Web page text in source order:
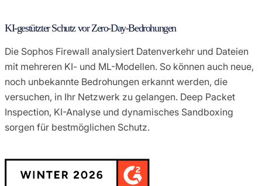
KI-gestützter Schutz vor Zero-Day-Bedrohungen
Die Sophos Firewall analysiert Datenverkehr und Dateien
mit mehreren KI- und ML-Modellen. So können auch neue,
noch unbekannte Bedrohungen erkannt werden, die
versuchen, in Ihr Netzwerk zu gelangen. Deep Packet
Inspection, KI-Analyse und dynamisches Sandboxing
sorgen für bestmöglichen Schutz.